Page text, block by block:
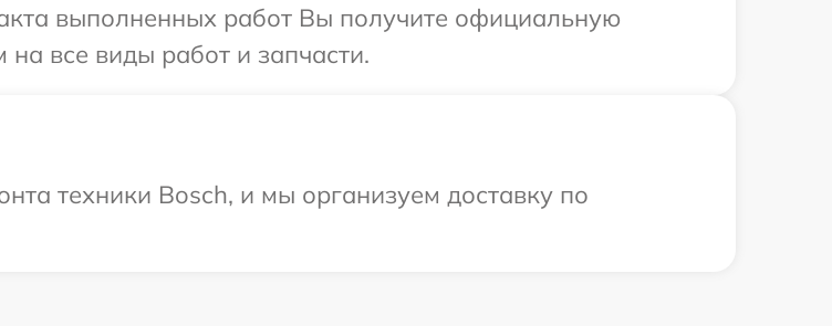
выполненных работ Вы получите официальную
все виды работ и запчасти.
техники Bosch, и мы организуем доставку по